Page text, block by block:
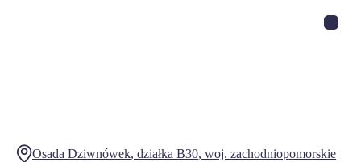
Osada Dziwnówek, działka B30, woj. zachodniopomorskie